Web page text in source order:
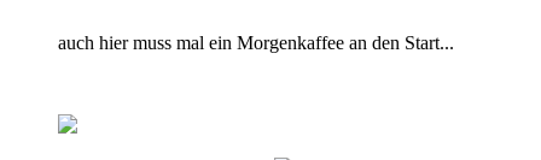
auch hier muss mal ein Morgenkaffee an den Start...